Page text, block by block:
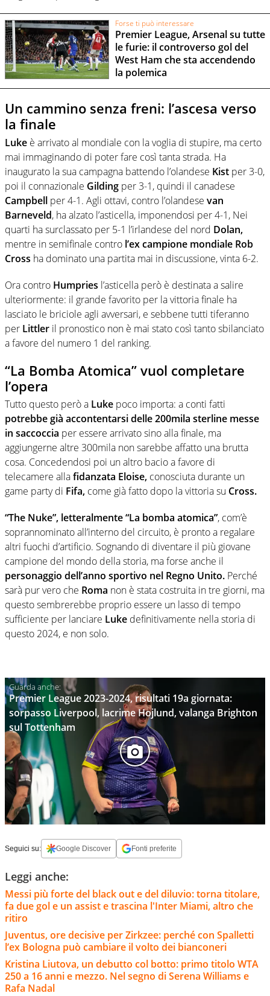
Forse ti può interessare
Premier League, Arsenal su tutte
le furie: il controverso gol del
West Ham che sta accendendo
la polemica
Un cammino senza freni: l’ascesa verso
la finale
Luke è arrivato al mondiale con la voglia di stupire, ma certo
mai immaginando di poter fare così tanta strada. Ha
inaugurato la sua campagna battendo l’olandese Kist per 3-0,
poi il connazionale Gilding per 3-1, quindi il canadese
Campbell per 4-1. Agli ottavi, contro l’olandese van
Barneveld, ha alzato l’asticella, imponendosi per 4-1, Nei
quarti ha surclassato per 5-1 l’irlandese del nord Dolan,
mentre in semifinale contro l’ex campione mondiale Rob
Cross ha dominato una partita mai in discussione, vinta 6-2.
Ora contro Humpries l’asticella però è destinata a salire
ulteriormente: il grande favorito per la vittoria finale ha
lasciato le briciole agli avversari, e sebbene tutti tiferanno
per Littler il pronostico non è mai stato così tanto sbilanciato
a favore del numero 1 del ranking.
“La Bomba Atomica” vuol completare
l’opera
Tutto questo però a Luke poco importa: a conti fatti
potrebbe già accontentarsi delle 200mila sterline messe
in saccoccia per essere arrivato sino alla finale, ma
aggiungerne altre 300mila non sarebbe affatto una brutta
cosa. Concedendosi poi un altro bacio a favore di
telecamere allafidanzata Eloise, conosciuta durante un
game party di Fifa, come già fatto dopo la vittoria su Cross.
“The Nuke”, letteralmente “La bomba atomica”, com’è
soprannominato all’interno del circuito, è pronto a regalare
altri fuochi d’artificio. Sognando di diventare il più giovane
campione del mondo della storia, ma forse anche il
personaggio dell’anno sportivo nel Regno Unito. Perché
sarà pur vero che Roma non è stata costruita in tre giorni, ma
questo sembrerebbe proprio essere un lasso di tempo
sufficiente per lanciare Luke definitivamente nella storia di
questo 2024, e non solo.
Premier League 2023-2024, risultati 19a giornata:
sorpasso Liverpool, lacrime Hojlund, valanga Brighton
sul Tottenham
Seguici su: Google Discover Fonti preferite
Leggi anche:
Messi più forte del black out e del diluvio: torna titolare,
fa due gol e un assist e trascina l'Inter Miami, altro che
ritiro
Juventus, ore decisive per Zirkzee: perché con Spalletti
l’ex Bologna può cambiare il volto dei bianconeri
Kristina Liutova, un debutto col botto: primo titolo WTA
250 a 16 anni e mezzo. Nel segno di Serena Williams e
Rafa Nadal